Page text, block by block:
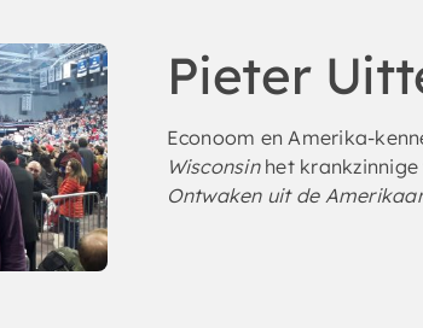
Pieter
Econoom en Amerika-
Wisconsinhet krankzinnige
Ontwaken uit de